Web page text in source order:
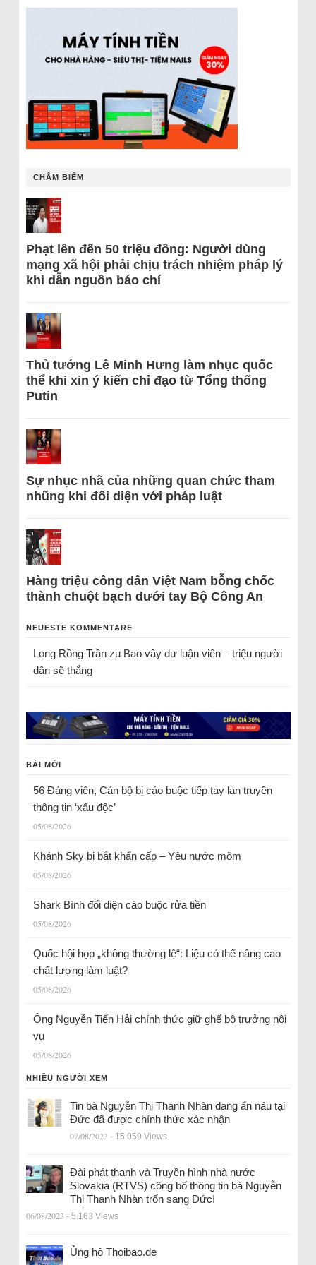
CHÂM BIẾM
Phạt lên đến 50 triệu đồng: Người dùng
mạng xã hội phải chịu trách nhiệm pháp lý
khi dẫn nguồn báo chí
Thủ tướng Lê Minh Hưng làm nhục quốc
thể khi xin ý kiến chỉ đạo từ Tổng thống
Putin
Sự nhục nhã của những quan chức tham
nhũng khi đối diện với pháp luật
Hàng triệu công dân Việt Nam bỗng chốc
thành chuột bạch dưới tay Bộ Công An
NEUESTE KOMMENTARE
Long Rồng Trầnzu Bao vây dư luận viên – triệu người
dân sẽ thắng
BÀI MỚI
56 Đảng viên, Cán bộ bị cáo buộc tiếp tay lan truyền
thông tin ‘xấu độc’
05/08/2026
Khánh Sky bị bắt khẩn cấp – Yêu nước mõm
05/08/2026
Shark Bình đối diện cáo buộc rửa tiền
05/08/2026
Quốc hội họp „không thường lệ“: Liệu có thể nâng cao
chất lượng làm luật?
05/08/2026
Ông Nguyễn Tiến Hải chính thức giữ ghế bộ trưởng nội
vụ
05/08/2026
NHIỀU NGƯỜI XEM
Tin bà Nguyễn Thị Thanh Nhàn đang ẩn náu tại
Đức đã được chính thức xác nhận
07/08/2023 - 15.059 Views
Đài phát thanh và Truyền hình nhà nước
Slovakia (RTVS) công bố thông tin bà Nguyễn
Thị Thanh Nhàn trốn sang Đức!
06/08/2023 - 5.163 Views
Ủng hộ Thoibao.de